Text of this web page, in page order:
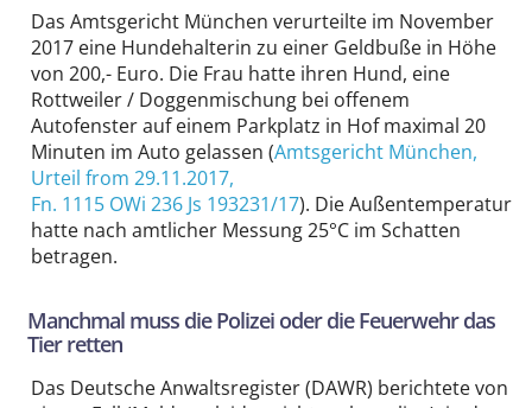
Das Amtsgericht München verurteilte im November
2017 eine Hundehalterin zu einer Geldbuße in Höhe
von 200,- Euro. Die Frau hatte ihren Hund, eine
Rottweiler / Doggenmischung bei offenem
Autofenster auf einem Parkplatz in Hof maximal 20
Minuten im Auto gelassen (Amtsgericht München,
Urteil from 29.11.2017,
Fn. 1115 OWi 236 Js 193231/17). Die Außentemperatur
hatte nach amtlicher Messung 25°C im Schatten
betragen.
Manchmal muss die Polizei oder die Feuerwehr das
Tier retten
Das Deutsche Anwaltsregister (DAWR) berichtete von